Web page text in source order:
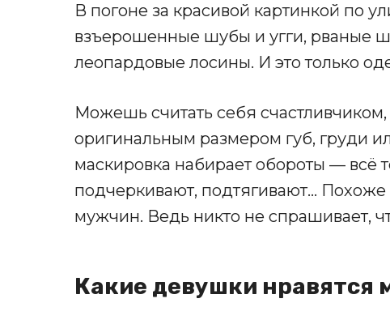
В погоне за красивой картинкой по
взъерошенные шубы и угги, рваные
леопардовые лосины. И это только
Можешь считать себя
оригинальным размером губ, груди
маскировка набирает обороты — всё
подчеркивают, подтягивают… Похоже
мужчин. Ведь никто не спрашивает,
Какие девушки нравятся